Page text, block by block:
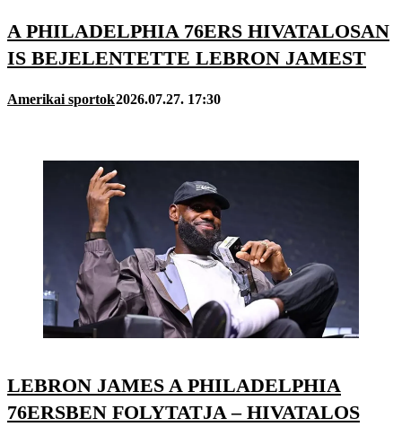
A PHILADELPHIA 76ERS HIVATALOSAN
IS BEJELENTETTE LEBRON JAMEST
Amerikai sportok2026.07.27. 17:30
LEBRON JAMES A PHILADELPHIA
76ERSBEN FOLYTATJA – HIVATALOS